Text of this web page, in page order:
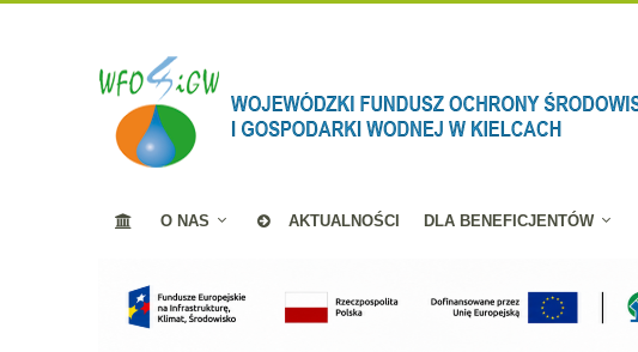
O NAS AKTUALNOŚCI DLA BENEFICJENTÓW